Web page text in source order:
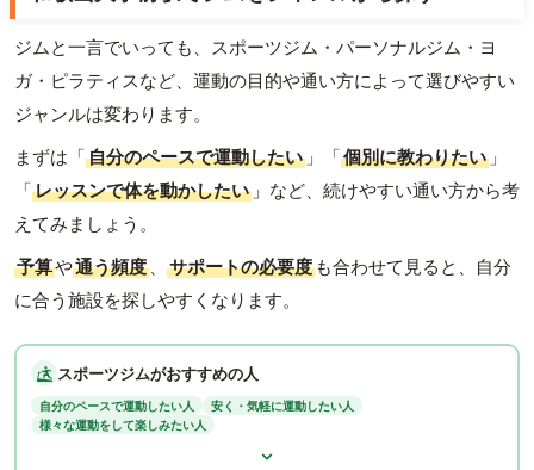
ジムと一言でいっても、スポーツジム・パーソナルジム・ヨ
ガ・ピラティスなど、運動の目的や通い方によって選びやすい
ジャンルは変わります。
まずは「自分のペースで運動したい 」「個別に教わりたい 」
「レッスンで体を動かしたい 」など、続けやすい通い方から考
えてみましょう。
予算や通う頻度 、 サポートの必要度 も合わせて見ると、自分
に合う施設を探しやすくなります。
スポーツジムがおすすめの人
自分のペースで運動したい人
安く・気軽に運動したい人
様々な運動をして楽しみたい人